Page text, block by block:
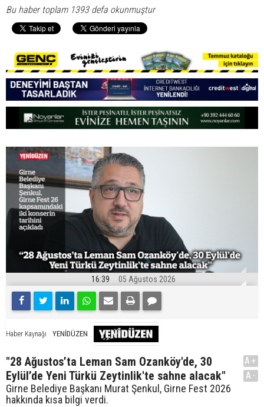
Bu haber toplam 1393 defa okunmuştur
16:39 05 Ağustos 2026
Haber Kaynağı YENİDÜZEN
"28 Ağustos’ta Leman Sam Ozanköy'de, 30
Eylül’de Yeni Türkü Zeytinlik'te sahne alacak"
Girne Belediye Başkanı Murat Şenkul, Girne Fest 2026
hakkında kısa bilgi verdi.
A+
A-